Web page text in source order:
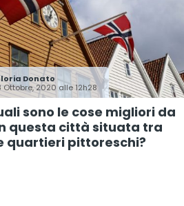
Donato
Ottobre, 2020 alle 12h28
sono le cose migliori da
questa città situata tra
quartieri pittoreschi?